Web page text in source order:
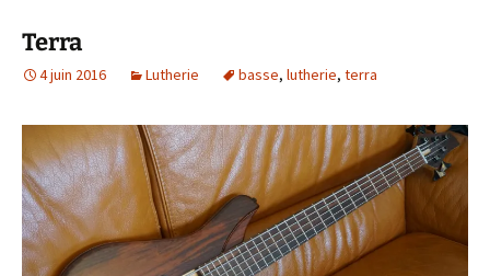
Terra
4 juin 2016 Lutherie basse, lutherie, terra